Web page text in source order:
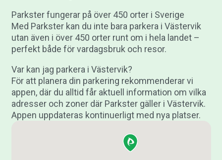
Parkster fungerar på över 450 orter i Sverige
Med Parkster kan du inte bara parkera i Västervik
utan även i över 450 orter runt om i hela landet –
perfekt både för vardagsbruk och resor.
Var kan jag parkera i Västervik?
För att planera din parkering rekommenderar vi
appen, där du alltid får aktuell information om vilka
adresser och zoner där Parkster gäller i Västervik.
Appen uppdateras kontinuerligt med nya platser.